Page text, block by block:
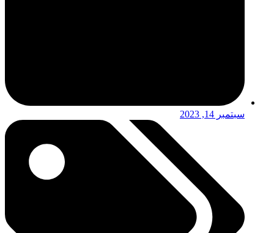
سبتمبر 14, 2023